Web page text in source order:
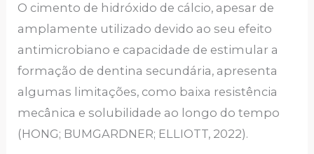
O cimento de hidróxido de cálcio, apesar de
amplamente utilizado devido ao seu efeito
antimicrobiano e capacidade de estimular a
formação de dentina secundária, apresenta
algumas limitações, como baixa resistência
mecânica e solubilidade ao longo do tempo
(HONG; BUMGARDNER; ELLIOTT, 2022).